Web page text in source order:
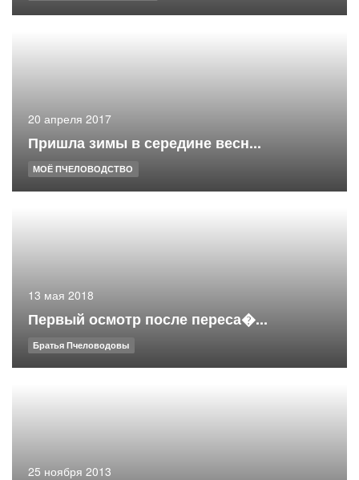
20 апреля 2017
Пришла зимы в середине весн...
МОЁ ПЧЕЛОВОДСТВО
13 мая 2018
Первый осмотр после переса�...
Братья Пчеловодовы
25 ноября 2013